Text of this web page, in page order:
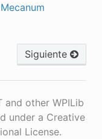
Siguiente
and other WPILib
under a Creative
License.